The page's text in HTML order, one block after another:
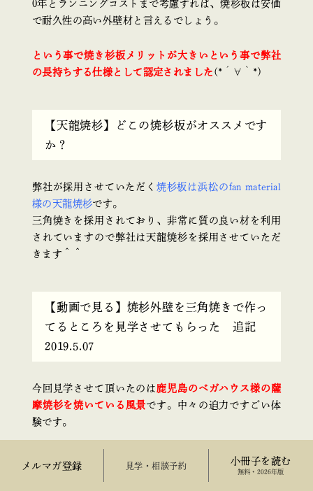
メルマガ登録 来場予約 小冊子を読む
無料・2026年版
0年とランニングコストまで考慮すれば、焼杉板は安価
で耐久性の高い外壁材と言えるでしょう。
という事で焼き杉板メリットが大きいという事で弊社
の長持ちする仕様として認定されました (*´∀｀*)
【天龍焼杉】どこの焼杉板がオススメです
か？
弊社が採用させていただく 焼杉板は浜松のfan material
様の天龍焼杉です。
三角焼きを採用されており、非常に質の良い材を利用
されていますので弊社は天龍焼杉を採用させていただ
きます＾＾
【動画で見る】焼杉外壁を三角焼きで作っ
てるところを見学させてもらった 追記
2019.5.07
今回見学させて頂いたのは鹿児島のベガハウス様の薩
摩焼杉を焼いている風景です。中々の迫力ですごい体
験です。
しかし、作業している方は大変ですよね。１回で３枚
しか焼けないのです。家一軒分だと２００枚以上は必